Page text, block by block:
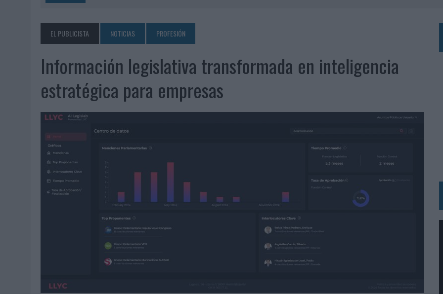
EL MERCADO PUBLICITARIO CAE UN 2,6% EN 2025, AUNQUE LOS MEDIOS CONTROLADOS MANTIENEN EL CRECIMIENTO
06/08/2026 | LA TELEVISIÓN SIGUE LIDERANDO EL CONSUMO DE MEDIOS EN VERANO Y SUPERA AL MÓVIL COMO DISPOSITIVO MÁS UTILIZADO
06/08/2026
EL USO DE LA IA GENERATIVA ALCANZA YA AL 62% DE LOS ESPAÑOLES
06/08/2026 | SYSTEM1 NOMBRA A KIMBERLY BASTONI COMO NUEVA DIRECTORA COMERCIAL GLOBAL
06/08/2026
| FRIGO Y UNIQLO LANZAN UNA COLECCIÓN PERSONALIZABLE INSPIRADA EN CORNETTO, CALIPPO Y SOLERO
05/08/2026
LOPESAN HOTELS & RESORTS ACERCA EL PARAÍSO CANARIO EN SU ÚLTIMA CAMPAÑA INTERNACIONAL
05/08/2026
LUIS ARQUILLOS (BURGO DE ARIAS): “LA CONSTRUCCIÓN DE MARCA A LARGO PLAZO Y LA MEDICIÓN SON DOS CARAS DE LA MISMA
MONEDA”
‘EL PARAÍSO MÁS CERCA’, DE 22GRADOS PARA LOPESAN HOTELS & RESORTS
‘LA ÚNICA CERVEZA DEL MUNDO QUE SE DISFRUTA DOS VECES’, DE INUSUALY PARA CERVEZA CAPAZ
04/08/2026
EL PUBLICISTA NOTICIAS PROFESIÓN
Información legislativa transformada en inteligencia
estratégica para empresas